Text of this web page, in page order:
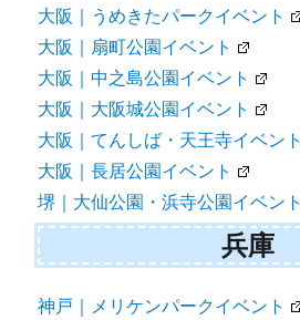
大阪｜うめきたパークイベント
大阪｜扇町公園イベント
大阪｜中之島公園イベント
大阪｜大阪城公園イベント
大阪｜てんしば・天王寺イベント
大阪｜長居公園イベント
堺｜大仙公園・浜寺公園イベント
兵庫
神戸｜メリケンパークイベント